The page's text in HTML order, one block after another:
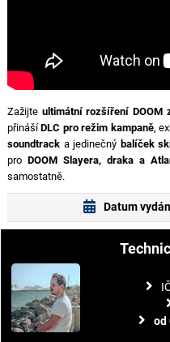
Zažijte ultimátní rozšíření DOOM
přinášíDLC pro režim kampaně,
soundtracka jedinečný balíček
pro DOOM Slayera, draka a
samostatně.
Datum
od